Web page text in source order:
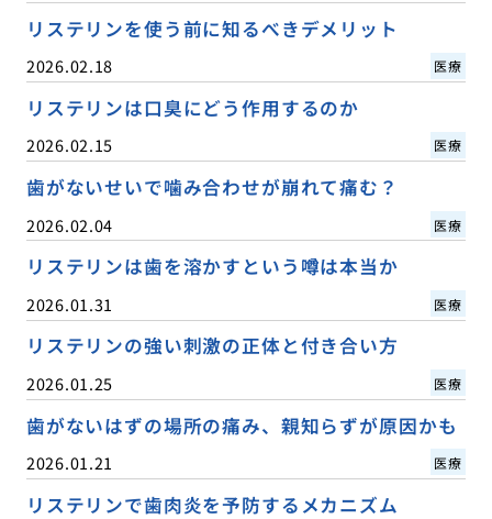
リステリンを使う前に知るべきデメリット
2026.02.18 医療
リステリンは口臭にどう作用するのか
2026.02.15 医療
歯がないせいで噛み合わせが崩れて痛む？
2026.02.04 医療
リステリンは歯を溶かすという噂は本当か
2026.01.31 医療
リステリンの強い刺激の正体と付き合い方
2026.01.25 医療
歯がないはずの場所の痛み、親知らずが原因かも
2026.01.21 医療
リステリンで歯肉炎を予防するメカニズム